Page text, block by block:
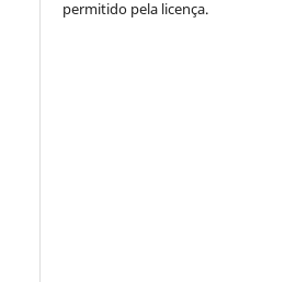
permitido pela licença.